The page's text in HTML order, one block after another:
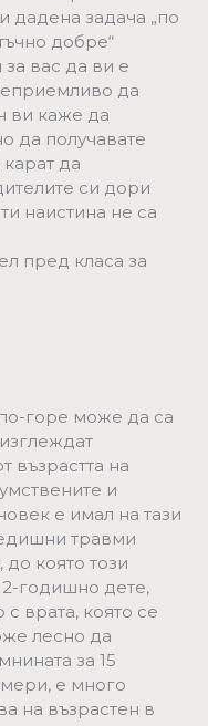
дадена задача „по
добре“
вас да ви е
да
ви каже да
да получавате
да
си дори
наистина не са
пред класа за
горе може да са
възрастта на
и
е имал на тази
травми
до която този
годишно дете,
врата, която се
лесно да
за 15
е много
на възрастен в